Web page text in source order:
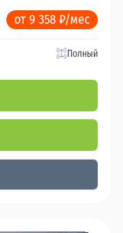
от 9 358 ₽/мес
Полный